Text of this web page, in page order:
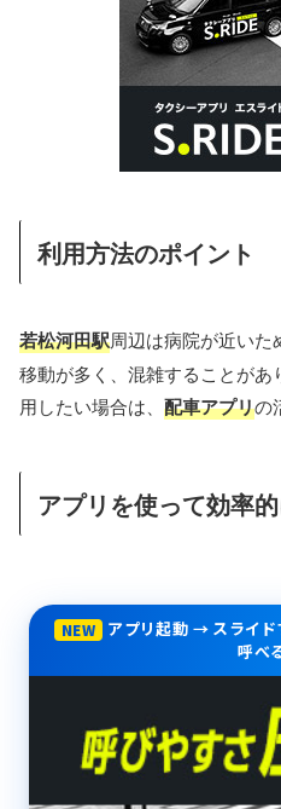
利用方法のポイント
若松河田駅周辺は病院が近い
移動が多く、混雑することが
用したい場合は、 配車アプリの
アプリを使って効率
NEW
アプリ起動 → スライ
呼べ